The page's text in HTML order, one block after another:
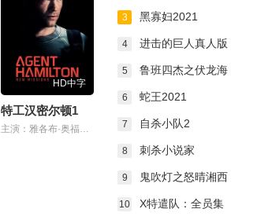
HD中字
特工汉密尔顿1
主演：雅各布·奥福特布罗
3 黑寡妇2021
4 进击的巨人真人版
5 鲁班四杰之伏龙海
6 蛇王2021
7 自杀小队2
8 刺杀小说家
9 鬼吹灯之怒晴湘西
10 X特遣队：全员集